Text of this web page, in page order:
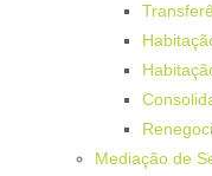
Mediação de